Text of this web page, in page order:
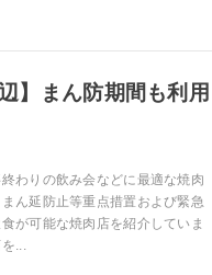
】まん防期間も利用
わりの飲み会などに最適な焼肉
ん延防止等重点措置および緊急
が可能な焼肉店を紹介していま
...